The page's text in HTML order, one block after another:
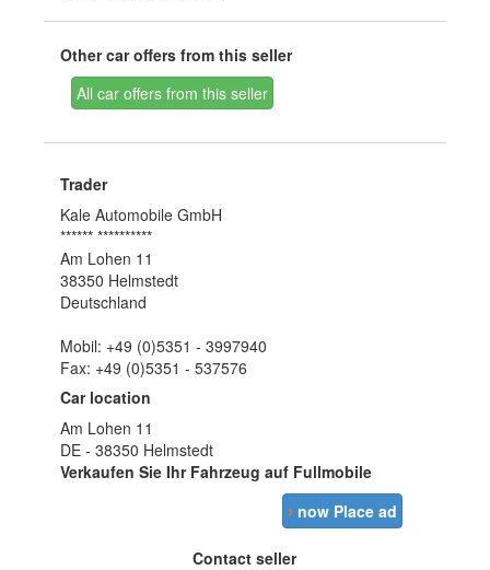
Other car offers from this seller
All car offers from this seller
Trader
Kale Automobile GmbH
****** **********
Am Lohen 11
38350 Helmstedt
Deutschland
Mobil: +49 (0)5351 - 3997940
Fax: +49 (0)5351 - 537576
Car location
Am Lohen 11
DE - 38350 Helmstedt
Verkaufen Sie Ihr Fahrzeug auf Fullmobile
› now Place ad
Contact seller